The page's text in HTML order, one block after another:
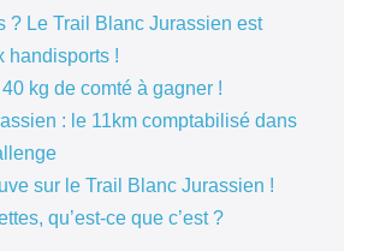
? Le Trail Blanc Jurassien est
handisports !
kg de comté à gagner !
: le 11km comptabilisé dans
sur le Trail Blanc Jurassien !
qu’est-ce que c’est ?